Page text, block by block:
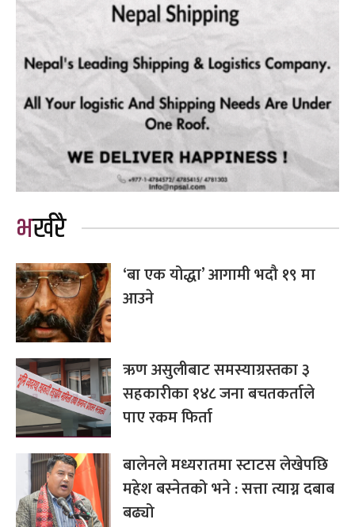
भर्खरै
‘बा एक योद्धा’ आगामी भदौ १९ मा
आउने
ऋण असुलीबाट समस्याग्रस्तका ३
सहकारीका १४८ जना बचतकर्ताले
पाए रकम फिर्ता
बालेनले मध्यरातमा स्टाटस लेखेपछि
महेश बस्नेतको भने : सत्ता त्याग्न दबाब
बढ्यो